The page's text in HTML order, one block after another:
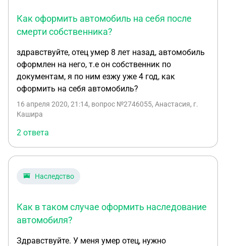
действительно можно не регистрировать на себя,
а сразу же на покупателя, то как быть с 10
о наследстве? Будет штраф? Если, например,
продажа затянется на пару месяцев? Что делать с
номерами которые стоят на машине? Их надо
сдать? Как мне оформить правильно куплю-
продажу если в ПТС я не написан. Подскажите
пожалуйста.
Как оформить автомобиль на себя после
смерти собственника?
здравствуйте, отец умер 8 лет назад, автомобиль
оформлен на него, т.е он собственник по
документам, я по ним езжу уже 4 год, как
оформить на себя автомобиль?
16 апреля 2020, 21:14, вопрос №2746055, Анастасия, г.
Кашира
2 ответа
Наследство
Как в таком случае оформить наследование
автомобиля?
Здравствуйте. У меня умер отец, нужно